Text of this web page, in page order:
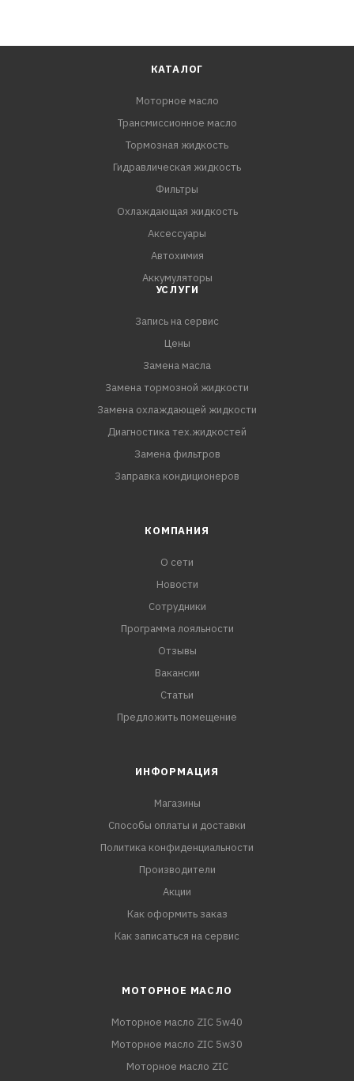
КАТАЛОГ
Моторное масло
Трансмиссионное масло
Тормозная жидкость
Гидравлическая жидкость
Фильтры
Охлаждающая жидкость
Аксессуары
Автохимия
Аккумуляторы
УСЛУГИ
Запись на сервис
Цены
Замена масла
Замена тормозной жидкости
Замена охлаждающей жидкости
Диагностика тех.жидкостей
Замена фильтров
Заправка кондиционеров
КОМПАНИЯ
О сети
Новости
Сотрудники
Программа лояльности
Отзывы
Вакансии
Статьи
Предложить помещение
ИНФОРМАЦИЯ
Магазины
Способы оплаты и доставки
Политика конфиденциальности
Производители
Акции
Как оформить заказ
Как записаться на сервис
МОТОРНОЕ МАСЛО
Моторное масло ZIC 5w40
Моторное масло ZIC 5w30
Моторное масло ZIC